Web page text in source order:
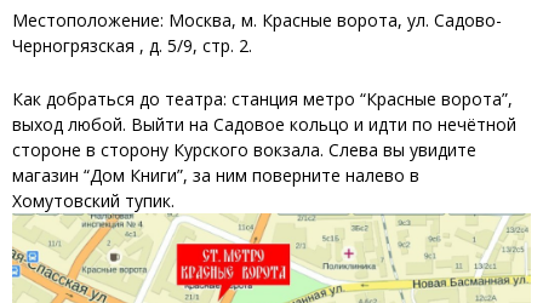
Местоположение: Москва, м. Красные ворота, ул. Садово-
Черногрязская , д. 5/9, стр. 2.
Как добраться до театра: станция метро “Красные ворота”,
выход любой. Выйти на Садовое кольцо и идти по нечётной
стороне в сторону Курского вокзала. Слева вы увидите
магазин “Дом Книги”, за ним поверните налево в
Хомутовский тупик.